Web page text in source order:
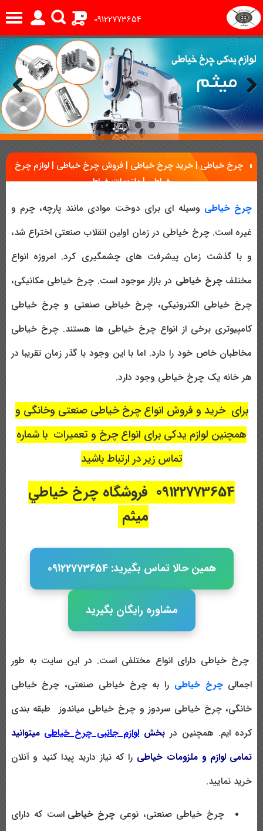
09122773654
0
Previous Next
چرخ خیاطی | خرید چرخ خیاطی | فروش چرخ خیاطی | لوازم چرخ
خیاطی | ملزومات خیاطی
چرخ خیاطی وسیله ای برای دوخت موادی مانند پارچه، چرم و
غیره است. چرخ خیاطی در زمان اولین انقلاب صنعتی اختراع شد،
و با گذشت زمان پیشرفت های چشمگیری کرد. امروزه انواع
مختلفچرخ خیاطی در بازار موجود است. چرخ خیاطی مکانیکی،
چرخ خیاطی الکترونیکی، چرخ خیاطی صنعتی و چرخ خیاطی
کامپیوتری برخی از انواع چرخ خیاطی ها هستند. چرخ خیاطی
مخاطبان خاص خود را دارد. اما با این وجود با گذر زمان تقریبا در
هر خانه یک چرخ خیاطی وجود دارد.
برای خرید و فروش انواع چرخ خیاطی صنعتی وخانگی و
همچنین لوازم یدکی برای انواع چرخ و تعمیرات باشماره
تماس زیر در ارتباط باشید
09122773654 فروشگاه چرخ خیاطي
ميثم
همین حالا تماس بگیرید: 09122773654
مشاوره رایگان بگیرید
چرخ خیاطی دارای انواع مختلفی است. در این سایت به طور
اجمالیچرخ خیاطی را به چرخ خیاطی صنعتی، چرخ خیاطی
خانگی، چرخ خیاطی سردوز و چرخ خیاطی میاندوز طبقه بندی
کرده ایم. همچنین دربخشلوازم جانبی چرخ خیاطی میتوانید
تمامی لوازم و ملزومات خیاطی را که نیاز دارید پیدا کنید و آنلان
خرید نمایید.
چرخ خیاطی صنعتی، نوعی چرخ خیاطی است که دارای